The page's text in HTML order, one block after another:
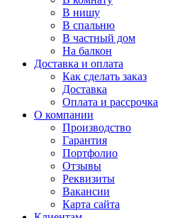
В нишу
В спальню
В частный дом
На балкон
Доставка и оплата
Как сделать заказ
Доставка
Оплата и рассрочка
О компании
Производство
Гарантия
Портфолио
Отзывы
Реквизиты
Вакансии
Карта сайта